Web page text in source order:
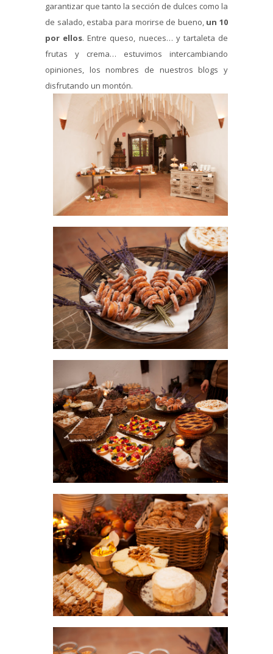
garantizar que tanto la sección de dulces como la
de salado, estaba para morirse de bueno, un 10
por ellos. Entre queso, nueces… y tartaleta de
frutas y crema… estuvimos intercambiando
opiniones, los nombres de nuestros blogs y
disfrutando un montón.